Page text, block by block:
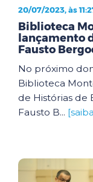
20/07/2023, às
Biblioteca
lançamento
Fausto
No próximo
Biblioteca
de Histórias de
Fausto B...